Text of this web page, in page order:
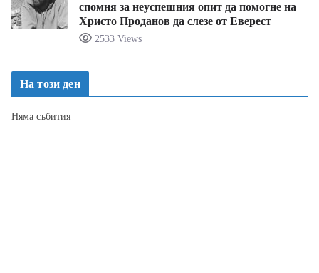
спомня за неуспешния опит да помогне на
Христо Проданов да слезе от Еверест
2533 Views
На този ден
Няма събития